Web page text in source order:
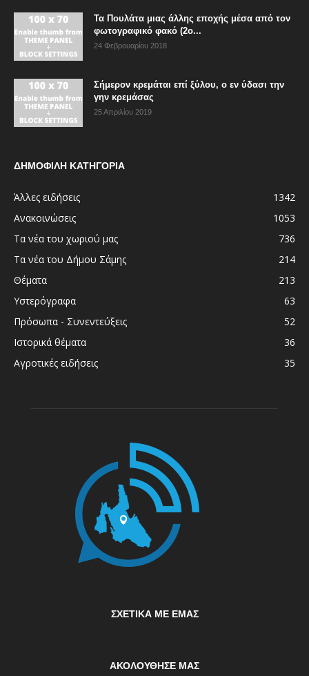
Τα Πουλάτα μιας άλλης εποχής μέσα από τον
φωτογραφικό φακό (2ο...
24 Φεβρουαρίου 2018
Σήμερον κρεμάται επί ξύλου, ο εν ύδασι την
γην κρεμάσας
25 Απριλίου 2019
ΔΗΜΟΦΙΛΗ ΚΑΤΗΓΟΡΙΑ
Άλλες ειδήσεις
1342
Ανακοινώσεις
1053
Τα νέα του χωριού μας
736
Τα νέα του Δήμου Σάμης
214
Θέματα
213
Υστερόγραφα
63
Πρόσωπα - Συνεντεύξεις
52
Ιστορικά θέματα
36
Αγροτικές ειδήσεις
35
ΣΧΕΤΙΚΆ ΜΕ ΕΜΆΣ
ΑΚΟΛΟΥΘΗΣΕ ΜΑΣ